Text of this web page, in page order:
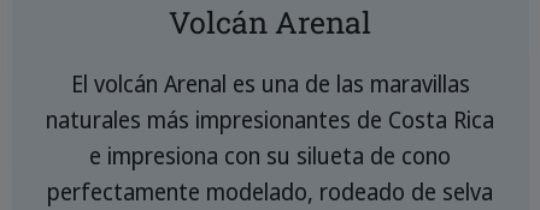
Volcán Arenal
El volcán Arenal es una de las maravillas
naturales más impresionantes de Costa Rica
e impresiona con su silueta de cono
perfectamente modelado, rodeado de selva